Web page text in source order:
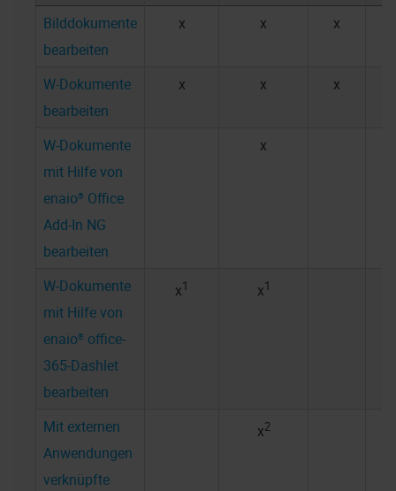
Bilddokumente
bearbeiten
x x x
W-Dokumente
bearbeiten
x x x
W-Dokumente
mit Hilfe von
enaio® Office
Add-In NG
bearbeiten
x
W-Dokumente
mit Hilfe von
enaio® office-
365-Dashlet
bearbeiten
x1 x1
Mit externen
Anwendungen
verknüpfte
x2